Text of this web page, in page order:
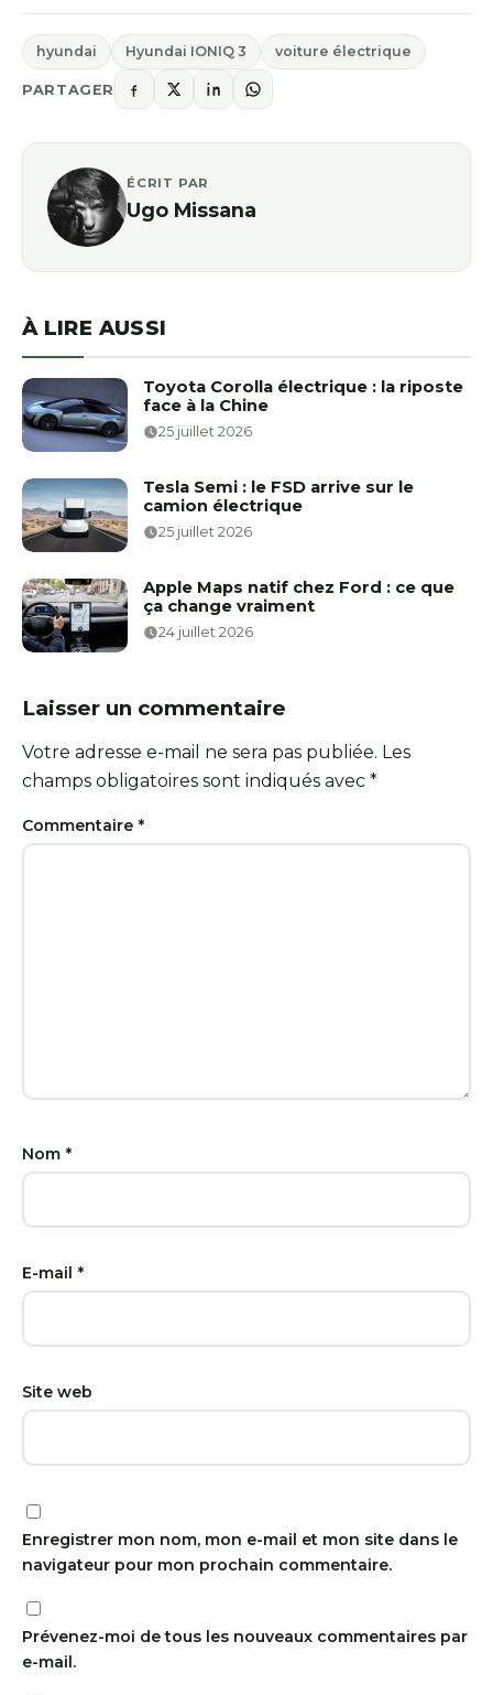
hyundai Hyundai IONIQ 3 voiture électrique
PARTAGER
ÉCRIT PAR
Ugo Missana
À LIRE AUSSI
Toyota Corolla électrique : la riposte
face à la Chine
25 juillet 2026
Tesla Semi : le FSD arrive sur le
camion électrique
25 juillet 2026
Apple Maps natif chez Ford : ce que
ça change vraiment
24 juillet 2026
Laisser un commentaire
Votre adresse e-mail ne sera pas publiée. Les
champs obligatoires sont indiqués avec *
Commentaire *
Nom *
E-mail *
Site web
Enregistrer mon nom, mon e-mail et mon site dans le
navigateur pour mon prochain commentaire.
Prévenez-moi de tous les nouveaux commentaires par
e-mail.